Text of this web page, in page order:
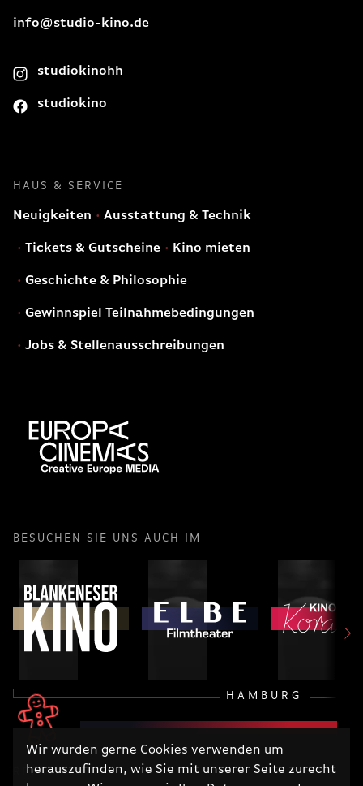
Wir würden gerne Cookies verwenden um
herauszufinden, wie Sie mit unserer Seite zurecht
info@studio-kino.de
studiokinohh
studiokino
HAUS & SERVICE
Neuigkeiten Ausstattung & Technik
Tickets & Gutscheine Kino mieten
Geschichte & Philosophie
Gewinnspiel Teilnahmebedingungen
Jobs & Stellenausschreibungen
BESUCHEN SIE UNS AUCH IM
HAMBURG
RECHTLICHES